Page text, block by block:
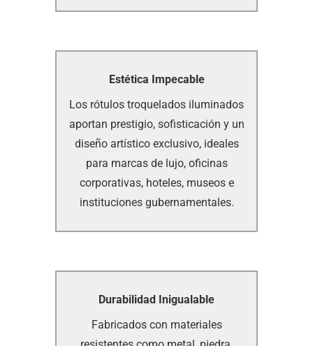
Estética Impecable
Los rótulos troquelados iluminados
aportan prestigio, sofisticación y un
diseño artístico exclusivo, ideales
para marcas de lujo, oficinas
corporativas, hoteles, museos e
instituciones gubernamentales.
Estética Impecable
Los rótulos troquelados iluminados
aportan prestigio, sofisticación y un
diseño artístico exclusivo, ideales
para marcas de lujo, oficinas
corporativas, hoteles, museos e
instituciones gubernamentales.
Durabilidad Inigualable
Fabricados con materiales
Durabilidad Inigualable
Fabricados con materiales